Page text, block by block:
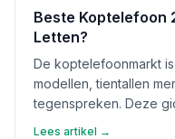
Beste Koptelefoon
Letten?
De koptelefoonmarkt
modellen, tientallen
tegenspreken. Deze
Lees artikel →